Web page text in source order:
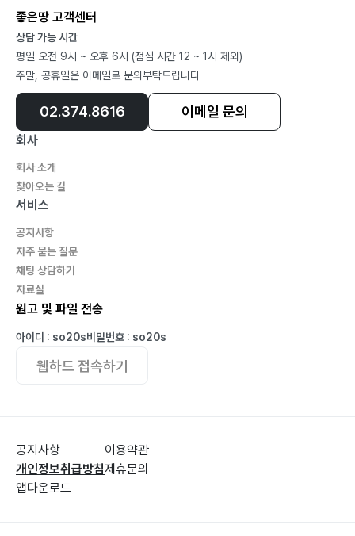
좋은땅 고객센터
상담 가능 시간
평일 오전 9시 ~ 오후 6시 (점심 시간 12 ~ 1시 제외)
주말, 공휴일은 이메일로 문의부탁드립니다
02.374.8616 이메일 문의
회사
회사 소개
찾아오는 길
서비스
공지사항
자주 묻는 질문
채팅 상담하기
자료실
원고 및 파일 전송
아이디 : so20s비밀번호 : so20s
웹하드 접속하기
공지사항
개인정보취급방침
앱다운로드
이용약관
제휴문의